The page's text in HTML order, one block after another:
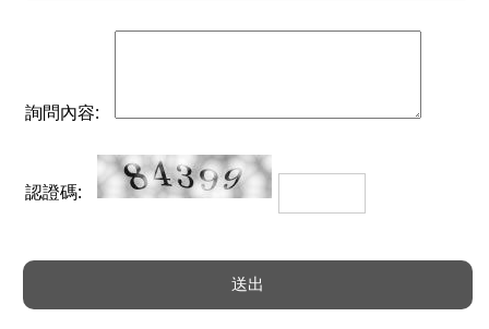
詢問內容:
認證碼: